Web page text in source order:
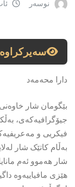
نوسەر ئاب
دارا محەمەد
بێگومان شار
جیۆگرافیەکەی،
فیکریی و
بەڵام کاتێک شار
شار هەموو ئەم
هێزی مافیاییەوە